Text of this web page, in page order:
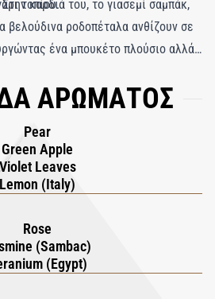
τοπίου.
καρδιά του, το γιασεμί σαμπάκ,
βελούδινα ροδοπέταλα ανθίζουν σε
ένα μπουκέτο πλούσιο αλλά
μια ρομαντική βάση από
αφήνει ένα αισθαντικό, θερμό και
για το βράδυ, το White Flowers είναι
και ονείρου – ένας ύμνος στη
μαγνητικός.
ΑΡΩΜΑΤΟΣ
Pear
Green Apple
Violet Leaves
Lemon (Italy)
Rose
(Sambac)
(Egypt)